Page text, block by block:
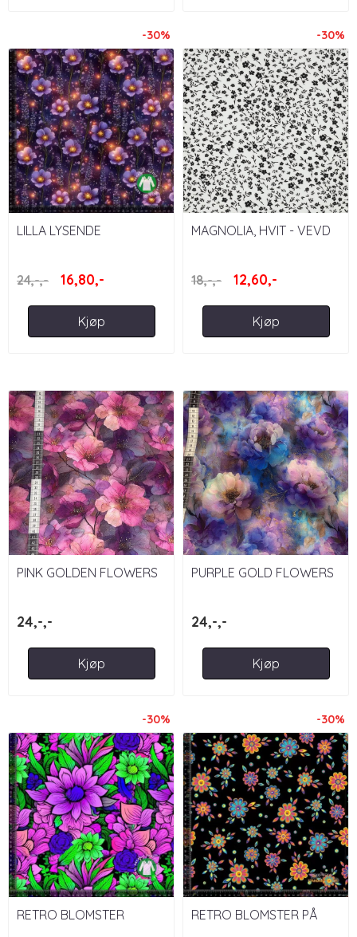
-30%
LILLA LYSENDE
24,-,-
16,80,-
Kjøp
-30%
MAGNOLIA, HVIT - VEVD
18,-,-
12,60,-
Kjøp
PINK GOLDEN FLOWERS
24,-,-
Kjøp
PURPLE GOLD FLOWERS
24,-,-
Kjøp
-30%
RETRO BLOMSTER
-30%
RETRO BLOMSTER PÅ